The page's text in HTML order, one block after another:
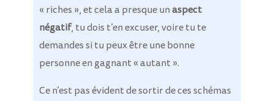
« riches », et cela a presque unaspect
négatif, tu dois t’en excuser, voire tu te
demandes si tu peux être une bonne
personne en gagnant « autant ».
Ce n’est pas évident de sortir de ces schémas